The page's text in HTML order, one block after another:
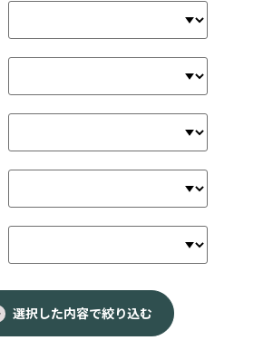
選択した内容で絞り込む